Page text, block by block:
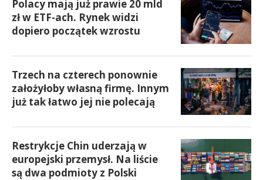
Polacy mają już prawie 20 mld
zł w ETF-ach. Rynek widzi
dopiero początek wzrostu
Trzech na czterech ponownie
założyłoby własną firmę. Innym
już tak łatwo jej nie polecają
Restrykcje Chin uderzają w
europejski przemysł. Na liście
są dwa podmioty z Polski